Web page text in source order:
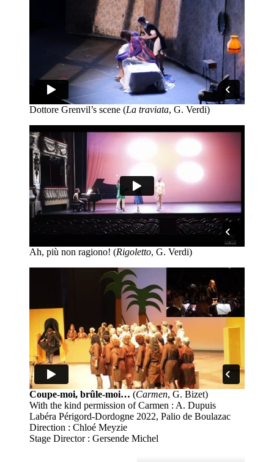
Dottore Grenvil’s scene (La traviata, G. Verdi)
Ah, più non ragiono! (Rigoletto, G. Verdi)
Coupe-moi, brûle-moi… (Carmen, G. Bizet)
With the kind permission of Carmen : A. Dupuis
Labéra Périgord-Dordogne 2022, Palio de Boulazac
Direction : Chloé Meyzie
Stage Director : Gersende Michel